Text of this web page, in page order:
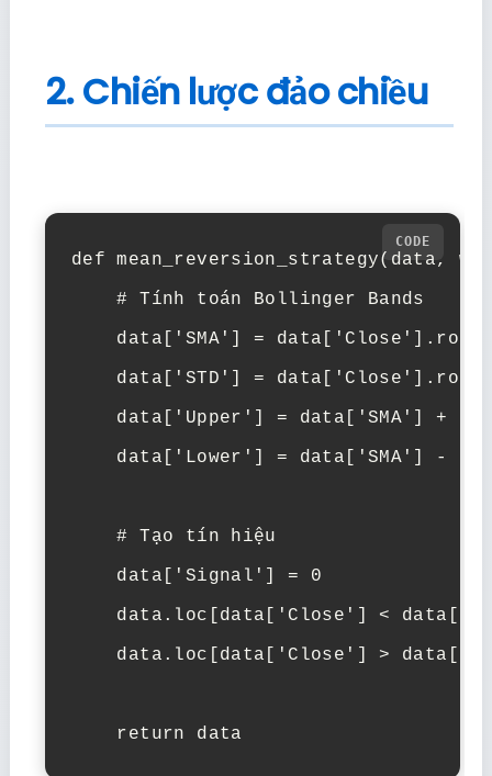
2. Chiến lược đảo chiều
def mean_reversion_strategy(data,
    # Tính toán Bollinger Bands
data['SMA'] =
data['STD'] =
data['Upper'] = data['SMA'] +
data['Lower'] = data['SMA'] -
    # Tạo tín hiệu
    data['Signal'] = 0
data.loc[data['Close'] <
data.loc[data['Close'] >
    return data